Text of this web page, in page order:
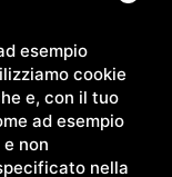
esempio
cookie
e, con il tuo
ad esempio
non
nella
(MI)
Follow Us